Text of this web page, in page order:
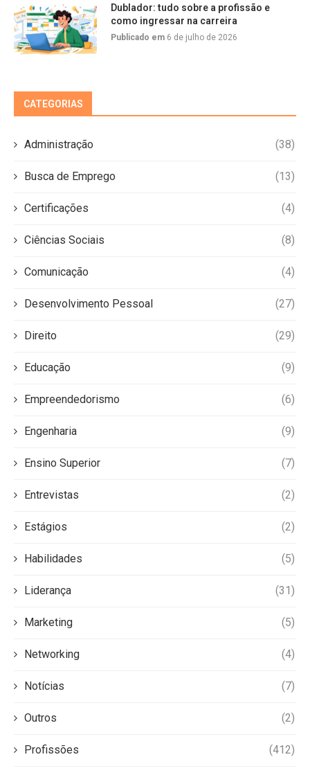
Dublador: tudo sobre a profissão e
como ingressar na carreira
Publicado em 6 de julho de 2026
CATEGORIAS
Administração (38)
Busca de Emprego (13)
Certificações (4)
Ciências Sociais (8)
Comunicação (4)
Desenvolvimento Pessoal (27)
Direito (29)
Educação (9)
Empreendedorismo (6)
Engenharia (9)
Ensino Superior (7)
Entrevistas (2)
Estágios (2)
Habilidades (5)
Liderança (31)
Marketing (5)
Networking (4)
Notícias (7)
Outros (2)
Profissões (412)